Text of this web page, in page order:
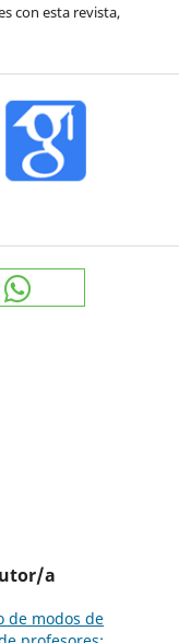
con esta revista,
a
de modos de